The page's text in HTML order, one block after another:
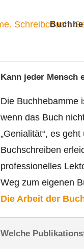
Kann jeder Mensch
Die Buchhebamme
wenn das Buch
„Genialität“, es
Buchschreiben
professionelles
Weg zum eigenen
Die Arbeit der
Welche